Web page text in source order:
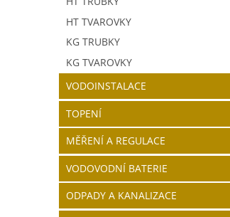
HT TVAROVKY
KG TRUBKY
KG TVAROVKY
VODOINSTALACE
TOPENÍ
MĚŘENÍ A REGULACE
VODOVODNÍ BATERIE
ODPADY A KANALIZACE